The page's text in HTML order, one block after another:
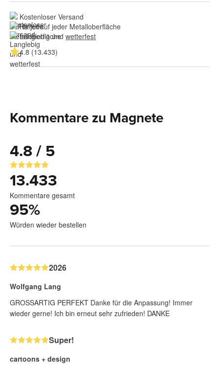
Kostenloser Versand
Haftet auf jeder Metalloberfläche
Langlebig und wetterfest
4.8 (13.433)
Kommentare zu Magnete
4.8 / 5
13.433
Kommentare gesamt
95%
Würden wieder bestellen
2026
Wolfgang Lang
GROSSARTIG PERFEKT Danke für die Anpassung! Immer
wieder gerne! Ich bin erneut sehr zufrieden! DANKE
Super!
cartoons + design